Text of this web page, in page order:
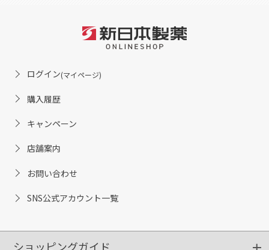
ログイン(マイページ)
購入履歴
キャンペーン
店舗案内
お問い合わせ
SNS公式アカウント一覧
ショッピングガイド